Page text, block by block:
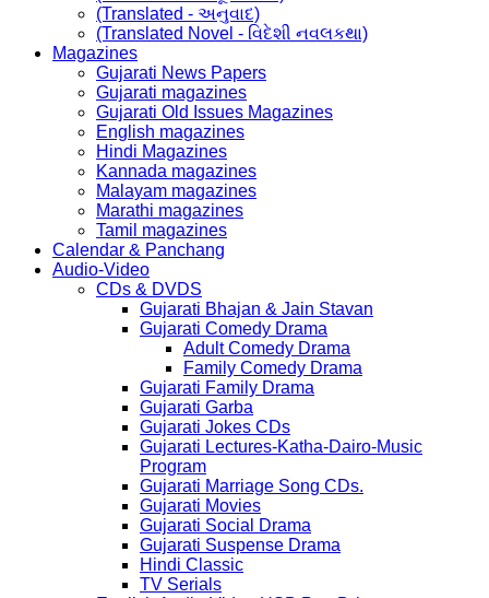
(Translated - અનુવાદ)
(Translated Novel - વિદેશી નવલકથા)
Magazines
Gujarati News Papers
Gujarati magazines
Gujarati Old Issues Magazines
English magazines
Hindi Magazines
Kannada magazines
Malayam magazines
Marathi magazines
Tamil magazines
Calendar & Panchang
Audio-Video
CDs & DVDS
Gujarati Bhajan & Jain Stavan
Gujarati Comedy Drama
Adult Comedy Drama
Family Comedy Drama
Gujarati Family Drama
Gujarati Garba
Gujarati Jokes CDs
Gujarati Lectures-Katha-Dairo-Music
Program
Gujarati Marriage Song CDs.
Gujarati Movies
Gujarati Social Drama
Gujarati Suspense Drama
Hindi Classic
TV Serials